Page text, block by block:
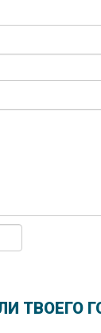
ТВОЕГО